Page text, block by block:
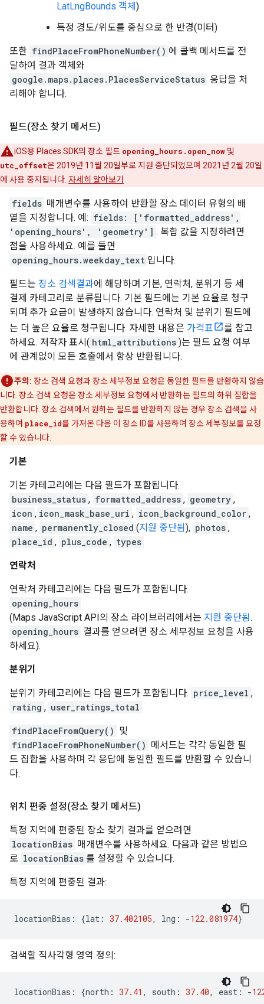
LatLngBounds 객체 )
특정 경도/위도를 중심으로 한 반경(미터)
또한 findPlaceFromPhoneNumber() 에 콜백 메서드를 전
달하여 결과 객체와
google.maps.places.PlacesServiceStatus 응답을 처
리해야 합니다.
필드(장소 찾기 메서드)
iOS용 Places SDK의 장소 필드 opening_hours.open_now 및
utc_offset은 2019년 11월 20일부로 지원 중단되었으며 2021년 2월 20일
에 사용 중지됩니다. 자세히 알아보기
fields 매개변수를 사용하여 반환할 장소 데이터 유형의 배
열을 지정합니다. 예: fields: ['formatted_address',
'opening_hours', 'geometry'] . 복합 값을 지정하려면
점을 사용하세요. 예를 들면
opening_hours.weekday_text 입니다.
필드는 장소 검색결과에 해당하며 기본, 연락처, 분위기 등 세
결제 카테고리로 분류됩니다. 기본 필드에는 기본 요율로 청구
되며 추가 요금이 발생하지 않습니다. 연락처 및 분위기 필드에
는 더 높은 요율로 청구됩니다. 자세한 내용은 가격표
를 참고
하세요. 저작자 표시( html_attributions )는 필드 요청 여부
에 관계없이 모든 호출에서 항상 반환됩니다.
주의: 장소 검색 요청과 장소 세부정보 요청은 동일한 필드를 반환하지 않습
니다. 장소 검색 요청은 장소 세부정보 요청에서 반환하는 필드의 하위 집합을
반환합니다. 장소 검색에서 원하는 필드를 반환하지 않는 경우 장소 검색을 사
용하여 place_id를 가져온 다음 이 장소 ID를 사용하여 장소 세부정보를 요청
할 수 있습니다.
기본
기본 카테고리에는 다음 필드가 포함됩니다.
business_status , formatted_address , geometry ,
icon , icon_mask_base_uri , icon_background_color ,
name , permanently_closed (지원 중단됨), photos ,
place_id , plus_code , types
연락처
연락처 카테고리에는 다음 필드가 포함됩니다.
opening_hours
(Maps JavaScript API의 장소 라이브러리에서는 지원 중단됨.
opening_hours 결과를 얻으려면 장소 세부정보 요청을 사용
하세요).
분위기
분위기 카테고리에는 다음 필드가 포함됩니다. price_level ,
rating , user_ratings_total
findPlaceFromQuery() 및
findPlaceFromPhoneNumber() 메서드는 각각 동일한 필
드 집합을 사용하며 각 응답에 동일한 필드를 반환할 수 있습니
다.
위치 편중 설정(장소 찾기 메서드)
특정 지역에 편중된 장소 찾기 결과를 얻으려면
locationBias 매개변수를 사용하세요. 다음과 같은 방법으
로 locationBias 를 설정할 수 있습니다.
특정 지역에 편중된 결과:
locationBias : {lat : 37.402105, lng : -122.081974}
검색할 직사각형 영역 정의:
locationBias : {north : 37.41 , south : 37.40, east : -